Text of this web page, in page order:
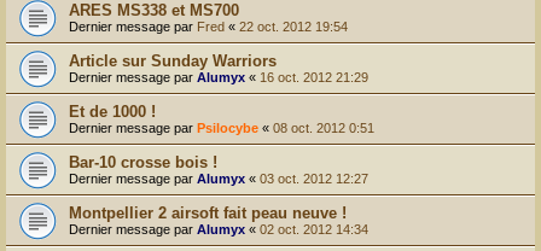
ARES MS338 et MS700
Dernier message par Fred « 22 oct. 2012 19:54
Article sur Sunday Warriors
Dernier message par Alumyx « 16 oct. 2012 21:29
Et de 1000 !
Dernier message par Psilocybe « 08 oct. 2012 0:51
Bar-10 crosse bois !
Dernier message par Alumyx « 03 oct. 2012 12:27
Montpellier 2 airsoft fait peau neuve !
Dernier message par Alumyx « 02 oct. 2012 14:34